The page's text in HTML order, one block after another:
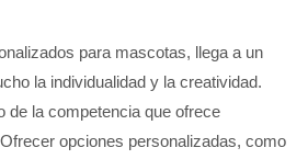
para mascotas, llega a un
la individualidad y la creatividad.
de la competencia que ofrece
opciones personalizadas, como